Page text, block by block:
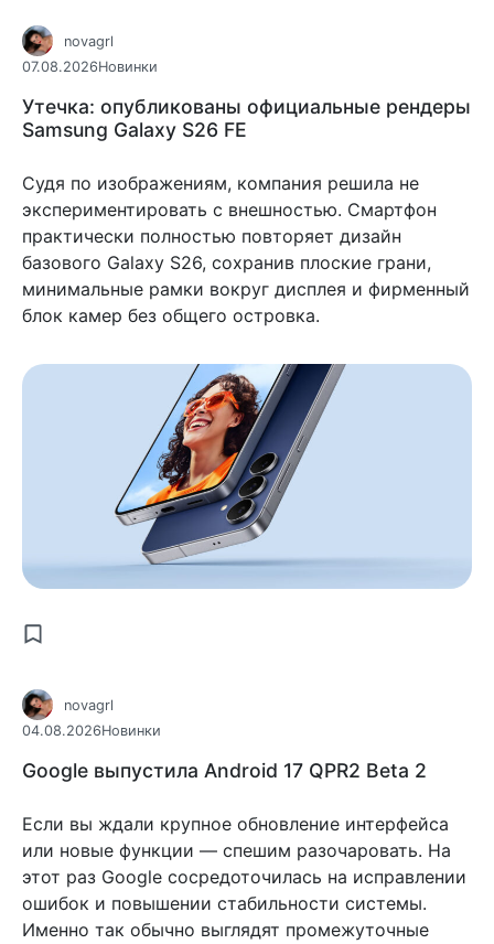
novagrl
07.08.2026Новинки
Утечка: опубликованы официальные рендеры
Samsung Galaxy S26 FE
Судя по изображениям, компания решила не
экспериментировать с внешностью. Смартфон
практически полностью повторяет дизайн
базового Galaxy S26, сохранив плоские грани,
минимальные рамки вокруг дисплея и фирменный
блок камер без общего островка.
novagrl
04.08.2026Новинки
Google выпустила Android 17 QPR2 Beta 2
Если вы ждали крупное обновление интерфейса
или новые функции — спешим разочаровать. На
этот раз Google сосредоточилась на исправлении
ошибок и повышении стабильности системы.
Именно так обычно выглядят промежуточные